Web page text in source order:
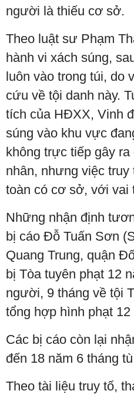
người là thiếu cơ sở.
Theo luật sư Phạm
hành vi xách súng,
luôn vào trong túi, do
cứu về tội danh này.
tích của HĐXX, Vinh
súng vào khu vực
không trực tiếp gây ra
nhân, nhưng việc
toàn có cơ sở, với vai
Những nhận định
bị cáo Đỗ Tuấn Sơn
Quang Trung, quận
bị Tòa tuyên phạt 12
người, 9 tháng về tội
tổng hợp hình phạt 12
Các bị cáo còn lại
đến 18 năm 6 tháng
Theo tài liệu truy tố,